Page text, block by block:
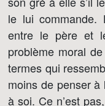
le lui commande.
entre le père et
problème moral
termes qui
moins de penser à
à soi. Ce n’est